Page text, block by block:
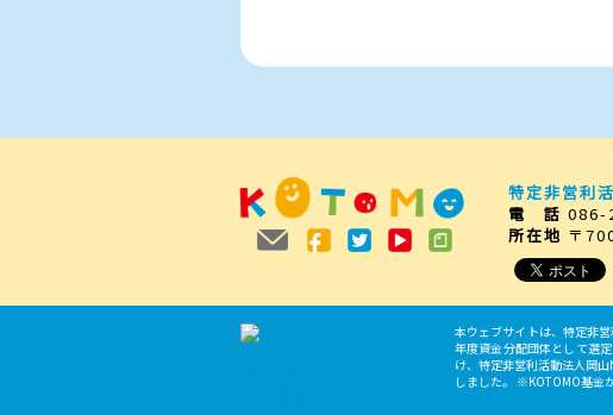
特定非営利
電 話 086-
所在地 〒
本ウェブサイトは、特定非
年度資金分配団体として選
け、特定非営利活動法人岡
しました。 ※KOTOMO基金